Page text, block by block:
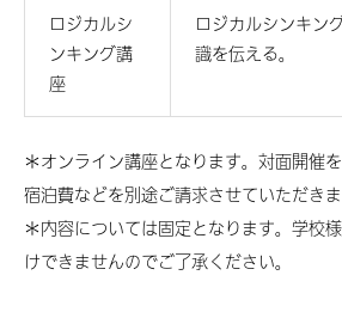
ロジカルシ
ンキング講
座
ロジカルシンキン
識を伝える。
＊オンライン講座となります。対面開催
宿泊費などを別途ご請求させていただきま
＊内容については固定となります。学校
けできませんのでご了承ください。